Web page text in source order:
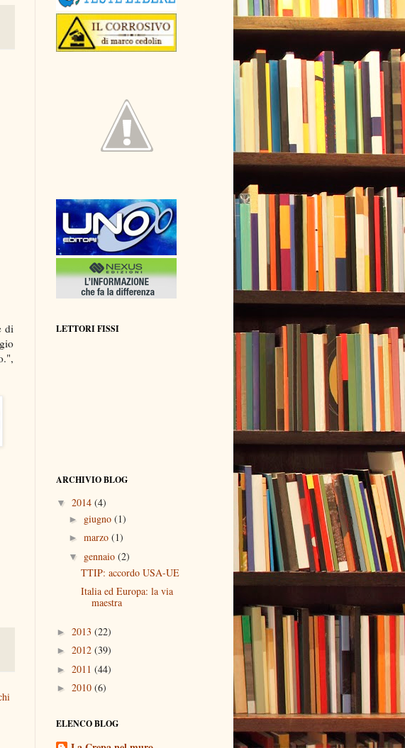
di
LETTORI FISSI
ARCHIVIO BLOG
▼ 2014 (4)
► giugno (1)
► marzo (1)
▼ gennaio (2)
TTIP: accordo USA-UE
Italia ed Europa: la via
maestra
► 2013 (22)
► 2012 (39)
► 2011 (44)
► 2010 (6)
ELENCO BLOG